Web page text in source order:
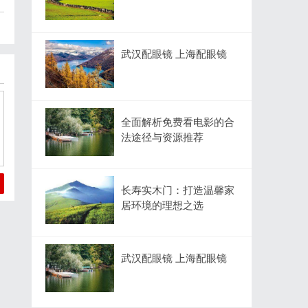
武汉配眼镜 上海配眼镜
全面解析免费看电影的合
法途径与资源推荐
长寿实木门：打造温馨家
居环境的理想之选
武汉配眼镜 上海配眼镜